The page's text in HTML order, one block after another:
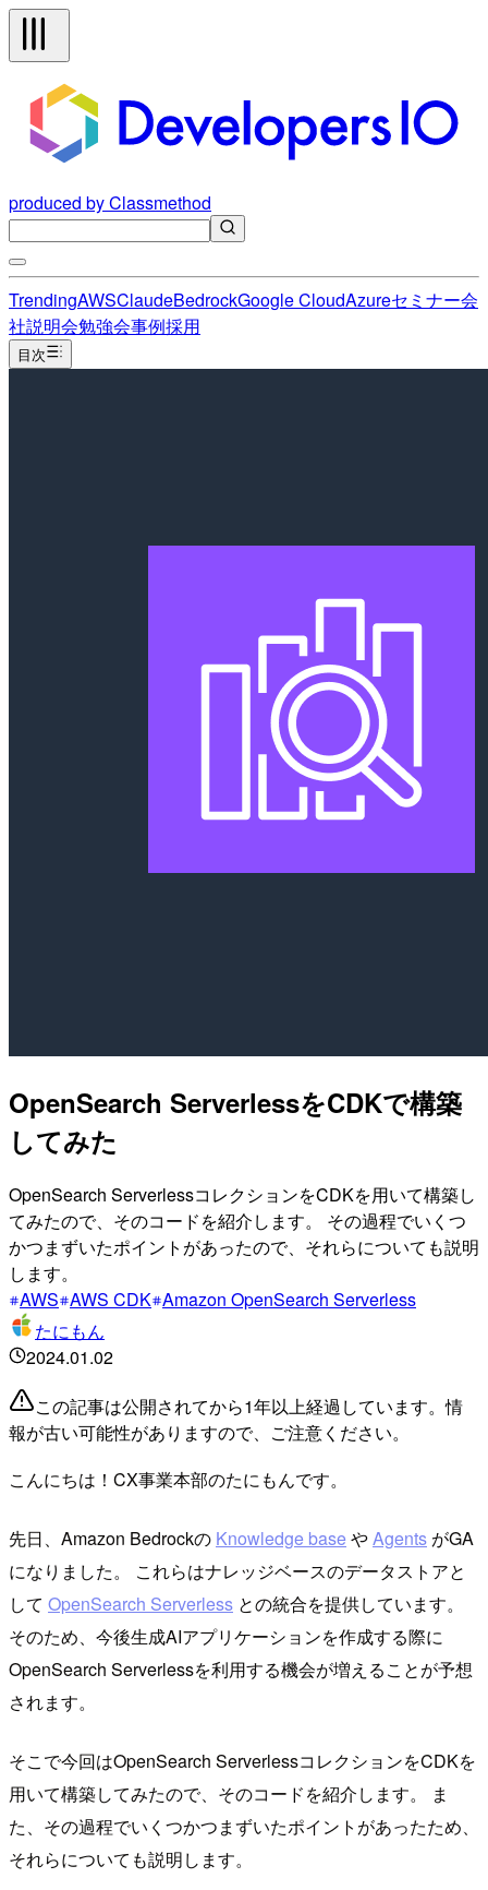
produced by Classmethod
TrendingAWSClaudeBedrockGoogle CloudAzureセミナー会
社説明会勉強会事例採用
目次
OpenSearch ServerlessをCDKで構築
してみた
OpenSearch ServerlessコレクションをCDKを用いて構築し
てみたので、そのコードを紹介します。 その過程でいくつ
かつまずいたポイントがあったので、それらについても説明
します。
AWS AWS CDK Amazon OpenSearch Serverless
たにもん
2024.01.02
この記事は公開されてから1年以上経過しています。情
報が古い可能性がありますので、ご注意ください。
こんにちは！CX事業本部のたにもんです。
先日、Amazon Bedrockの Knowledge baseやAgents がGA
になりました。 これらはナレッジベースのデータストアと
して OpenSearch Serverless との統合を提供しています。
そのため、今後生成AIアプリケーションを作成する際に
OpenSearch Serverlessを利用する機会が増えることが予想
されます。
そこで今回はOpenSearch ServerlessコレクションをCDKを
用いて構築してみたので、そのコードを紹介します。 ま
た、その過程でいくつかつまずいたポイントがあったため、
それらについても説明します。